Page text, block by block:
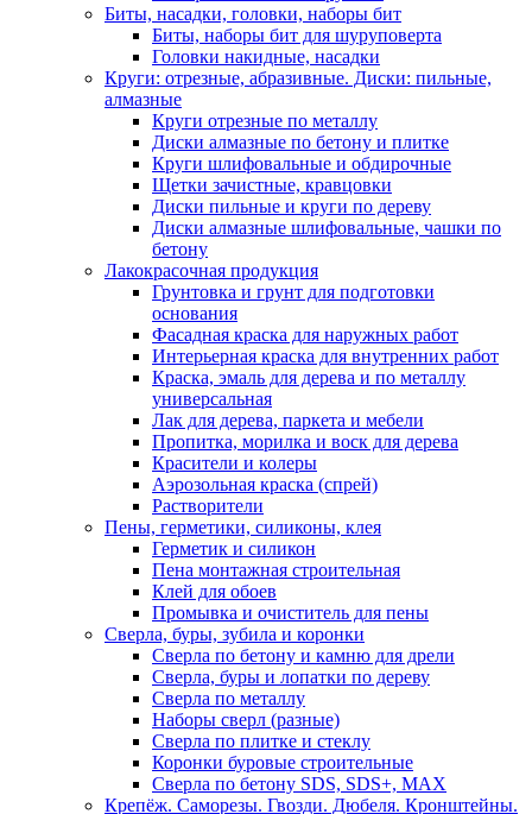
Биты, насадки, головки, наборы бит
Биты, наборы бит для шуруповерта
Головки накидные, насадки
Круги: отрезные, абразивные. Диски: пильные,
алмазные
Круги отрезные по металлу
Диски алмазные по бетону и плитке
Круги шлифовальные и обдирочные
Щетки зачистные, кравцовки
Диски пильные и круги по дереву
Диски алмазные шлифовальные, чашки по
бетону
Лакокрасочная продукция
Грунтовка и грунт для подготовки
основания
Фасадная краска для наружных работ
Интерьерная краска для внутренних работ
Краска, эмаль для дерева и по металлу
универсальная
Лак для дерева, паркета и мебели
Пропитка, морилка и воск для дерева
Красители и колеры
Аэрозольная краска (спрей)
Растворители
Пены, герметики, силиконы, клея
Герметик и силикон
Пена монтажная строительная
Клей для обоев
Промывка и очиститель для пены
Сверла, буры, зубила и коронки
Сверла по бетону и камню для дрели
Сверла, буры и лопатки по дереву
Сверла по металлу
Наборы сверл (разные)
Сверла по плитке и стеклу
Коронки буровые строительные
Сверла по бетону SDS, SDS+, MAX
Крепёж. Саморезы. Гвозди. Дюбеля. Кронштейны.